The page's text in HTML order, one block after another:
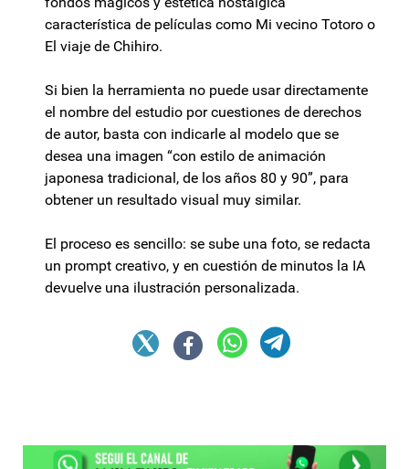
característica de películas como Mi vecino Totoro o
El viaje de Chihiro.
Si bien la herramienta no puede usar directamente
el nombre del estudio por cuestiones de derechos
de autor, basta con indicarle al modelo que se
desea una imagen “con estilo de animación
japonesa tradicional, de los años 80 y 90”, para
obtener un resultado visual muy similar.
El proceso es sencillo: se sube una foto, se redacta
un prompt creativo, y en cuestión de minutos la IA
devuelve una ilustración personalizada.